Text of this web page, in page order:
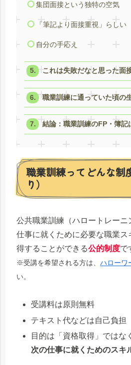
集団面接という独特の空気
「筆記より面接重視」らしい
自分の手応え
これは失敗だなと思った面
職業訓練に通っていた頃の
結論：職業訓練のFP・簿記
職業訓練ってどんな制
り）
公共職業訓練（ハロートレーニ
仕事に就くために必要な職業ス
得することができる公的制度で
※受講を希望される方は、 ハローワ
い。
受講料は原則無料
テキスト代などは自己負担
目的は「資格取得」ではなく
次の仕事に就くためのスキ